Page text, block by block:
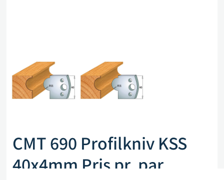
CMT 690 Profilkniv KSS
40x4mm Pris pr. par